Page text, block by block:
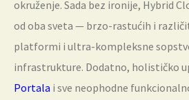
okruženje. Sada bez ironije, Hybrid
od oba sveta — brzo-rastućih i
platformi i ultra-kompleksne
infrastrukture. Dodatno, holističko
Portala i sve neophodne